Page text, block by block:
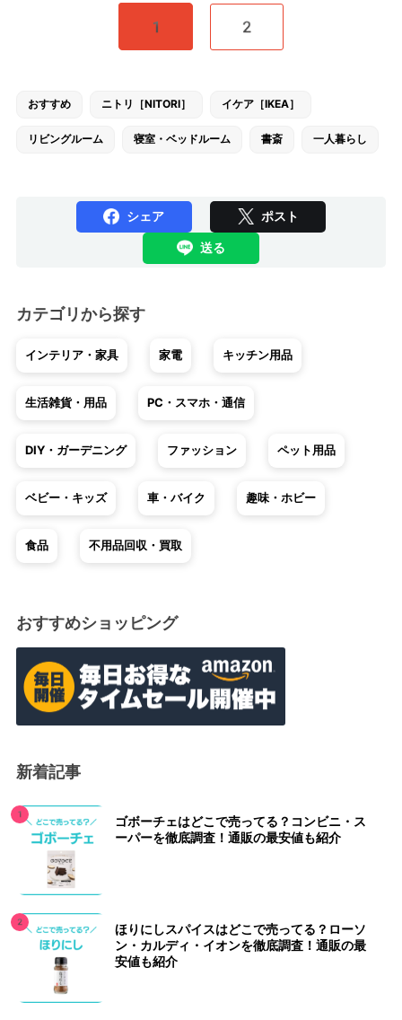
1 2
おすすめ ニトリ［NITORI］ イケア［IKEA］
リビングルーム 寝室・ベッドルーム 書斎 一人暮らし
シェア ポスト
送る
カテゴリから探す
インテリア・家具 家電 キッチン用品
生活雑貨・用品 PC・スマホ・通信
DIY・ガーデニング ファッション ペット用品
ベビー・キッズ 車・バイク 趣味・ホビー
食品 不用品回収・買取
おすすめショッピング
新着記事
ゴボーチェはどこで売ってる？コンビニ・ス
ーパーを徹底調査！通販の最安値も紹介
ほりにしスパイスはどこで売ってる？ローソ
ン・カルディ・イオンを徹底調査！通販の最
安値も紹介